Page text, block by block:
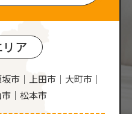
ア
市｜上田市｜大町市｜
｜松本市